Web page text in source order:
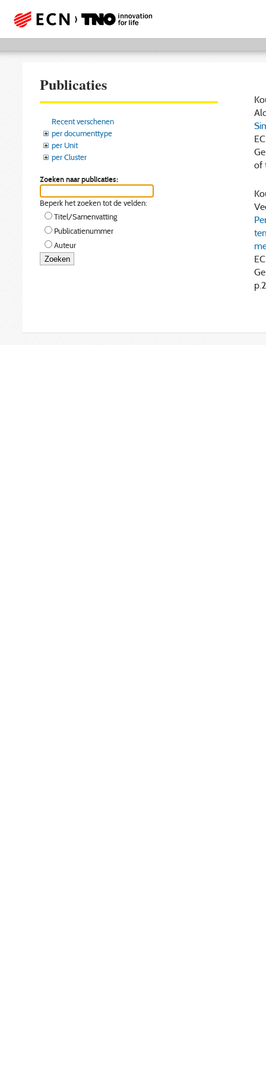
Publicaties
Recent verschenen
per documenttype
per Unit
per Cluster
Zoeken naar publicaties:
Beperk het zoeken tot de velden:
Titel/Samenvatting
Publicatienummer
Auteur
of